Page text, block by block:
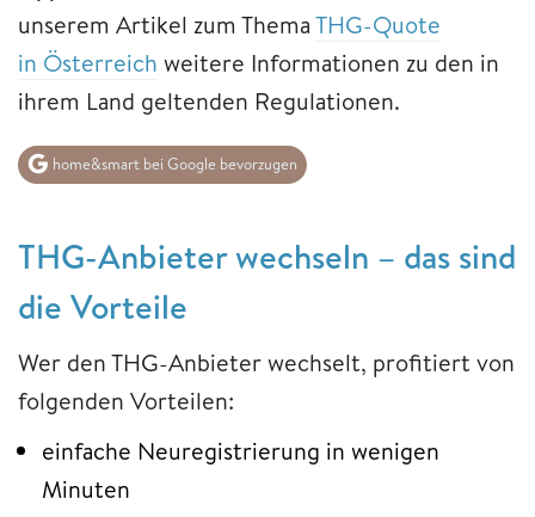
unserem Artikel zum ThemaTHG-Quote
in Österreich weitere Informationen zu den in
ihrem Land geltenden Regulationen.
home&smart bei Google bevorzugen
THG-Anbieter wechseln – das sind
die Vorteile
Wer den THG-Anbieter wechselt, profitiert von
folgenden Vorteilen:
einfache Neuregistrierung in wenigen
Minuten